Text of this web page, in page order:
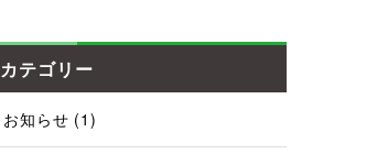
カテゴリー
お知らせ (1)